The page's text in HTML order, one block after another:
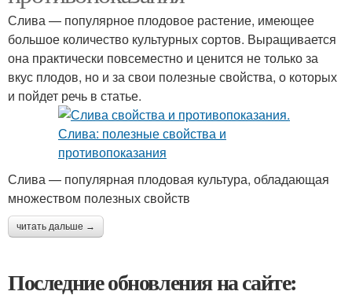
Слива — популярное плодовое растение, имеющее
большое количество культурных сортов. Выращивается
она практически повсеместно и ценится не только за
вкус плодов, но и за свои полезные свойства, о которых
и пойдет речь в статье.
Слива — популярная плодовая культура, обладающая
множеством полезных свойств
читать дальше →
Последние обновления на сайте: